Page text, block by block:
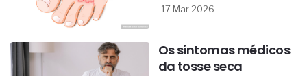
17 Mar 2026
Os sintomas médicos
da tosse seca